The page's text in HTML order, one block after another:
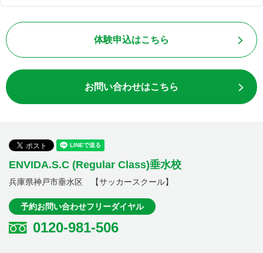
体験申込はこちら
お問い合わせはこちら
ENVIDA.S.C (Regular Class)垂水校
兵庫県神戸市垂水区 【サッカースクール】
予約お問い合わせフリーダイヤル
0120-981-506